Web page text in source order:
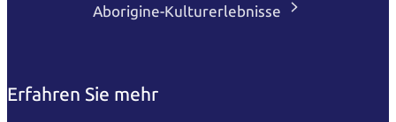
Aborigine-Kulturerlebnisse
Erfahren Sie mehr